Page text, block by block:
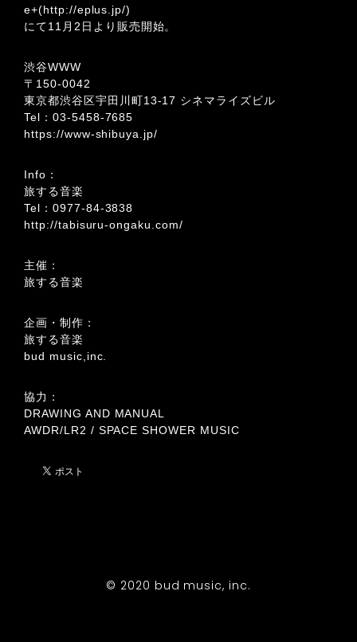
e+(http://eplus.jp/)
にて11月2日より販売開始。
渋谷WWW
〒150-0042
東京都渋谷区宇田川町13-17 シネマライズビル
Tel： 03-5458-7685
https://www-shibuya.jp/
Info：
旅する音楽
Tel： 0977-84-3838
http://tabisuru-ongaku.com/
主催：
旅する音楽
企画・制作：
旅する音楽
bud music,inc.
協力：
DRAWING AND MANUAL
AWDR/LR2 / SPACE SHOWER MUSIC
© 2020 bud music, inc.